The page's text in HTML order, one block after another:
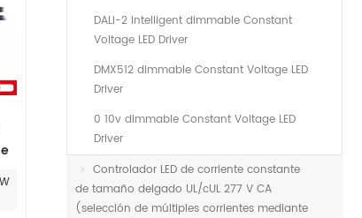
DALI-2 Intelligent dimmable Constant
Voltage LED Driver
DMX512 dimmable Constant Voltage LED
Driver
0 10v dimmable Constant Voltage LED
Driver
Controlador LED de corriente constante
de tamaño delgado UL/cUL 277 V CA
(selección de múltiples corrientes mediante